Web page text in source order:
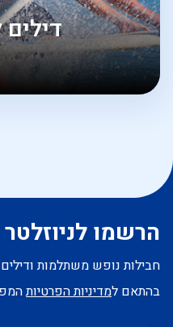
הרשמו
חבילות נופש משתלמות
בהתאם למדיניות הפרטיות